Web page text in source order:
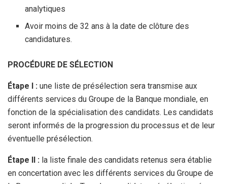
analytiques
Avoir moins de 32 ans à la date de clôture des
candidatures.
PROCÉDURE DE SÉLECTION
Étape I : une liste de présélection sera transmise aux
différents services du Groupe de la Banque mondiale, en
fonction de la spécialisation des candidats. Les candidats
seront informés de la progression du processus et de leur
éventuelle présélection.
Étape II : la liste finale des candidats retenus sera établie
en concertation avec les différents services du Groupe de